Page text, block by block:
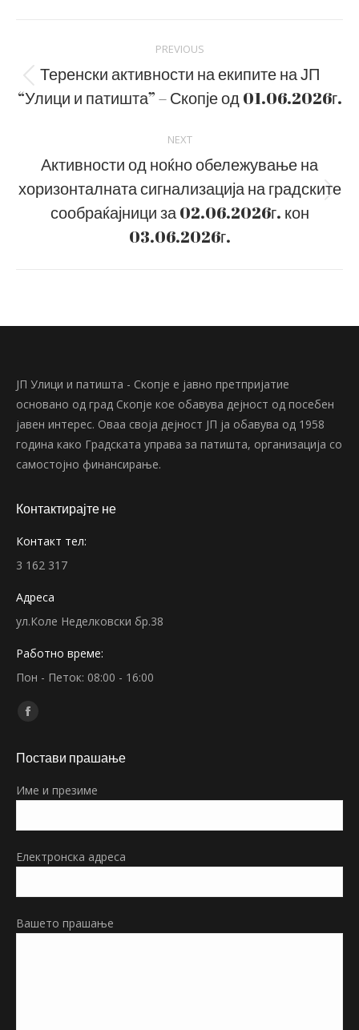
navigation
PREVIOUS
Previous
post:
Теренски активности на екипите на ЈП
“Улици и патишта” – Скопје од 01.06.2026г.
NEXT
Next
post:
Активности од ноќно обележување на
хоризонталната сигнализација на градските
сообраќајници за 02.06.2026г. кон
03.06.2026г.
ЈП Улици и патишта - Скопје е јавно претпријатие
основано од град Скопје кое обавува дејност од посебен
јавен интерес. Оваа своја дејност ЈП ја обавува од 1958
година како Градската управа за патишта, организација со
самостојно финансирање.
Контактирајте не
Контакт тел:
3 162 317
Адреса
ул.Коле Неделковски бр.38
Работно време:
Пон - Петок: 08:00 - 16:00
Find us on:
Facebook
opens
new
Постави прашање
Име и презиме
Електронска адреса
Вашето прашање